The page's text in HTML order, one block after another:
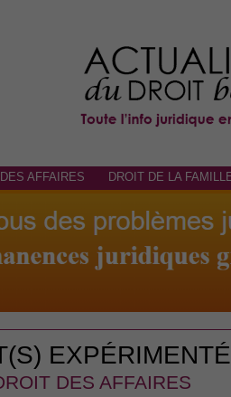
AFFAIRES DROIT DE LA
DES AFFAIRES